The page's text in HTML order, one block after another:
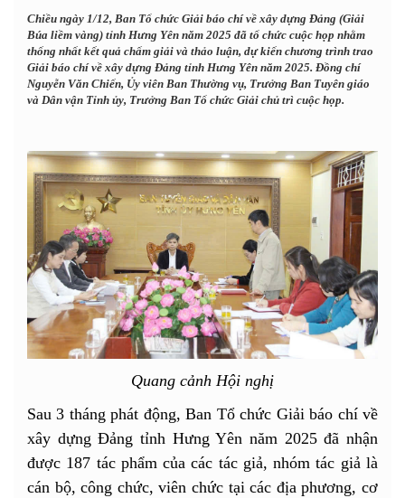
Chiều ngày 1/12, Ban Tổ chức Giải báo chí về xây dựng Đảng (Giải
Búa liềm vàng) tỉnh Hưng Yên năm 2025 đã tổ chức cuộc họp nhằm
thống nhất kết quả chấm giải và thảo luận, dự kiến chương trình trao
Giải báo chí về xây dựng Đảng tỉnh Hưng Yên năm 2025. Đồng chí
Nguyễn Văn Chiến, Ủy viên Ban Thường vụ, Trưởng Ban Tuyên giáo
và Dân vận Tỉnh ủy, Trưởng Ban Tổ chức Giải chủ trì cuộc họp.
Quang cảnh Hội nghị
Sau 3 tháng phát động, Ban Tổ chức Giải báo chí về
xây dựng Đảng tỉnh Hưng Yên năm 2025 đã nhận
được 187 tác phẩm của các tác giả, nhóm tác giả là
cán bộ, công chức, viên chức tại các địa phương, cơ